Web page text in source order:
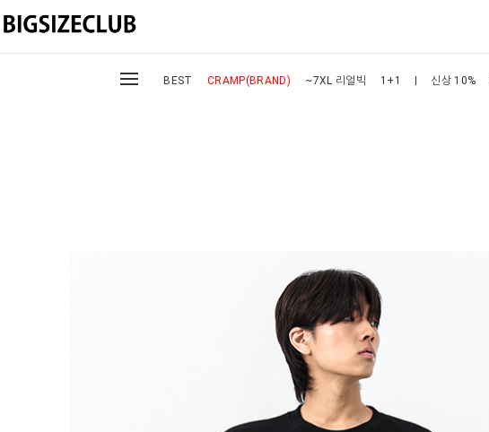
BEST CRAMP(BRAND) ~7XL 리얼빅 1+1 신상 10%